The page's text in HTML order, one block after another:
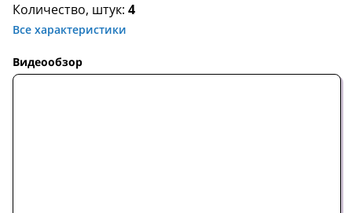
Количество, штук: 4
Все характеристики
Видеообзор